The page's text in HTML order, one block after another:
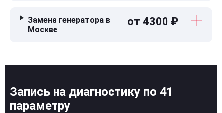
Замена генератора в
Москве
от 4300 ₽
Запись на диагностику по 41
параметру